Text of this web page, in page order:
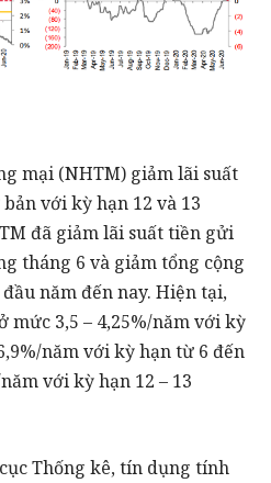
mại (NHTM) giảm lãi suất
với kỳ hạn 12 và 13
đã giảm lãi suất tiền gửi
tháng 6 và giảm tổng cộng
năm đến nay. Hiện tại,
3,5 – 4,25%/năm với kỳ
năm với kỳ hạn từ 6 đến
với kỳ hạn 12 – 13
Thống kê, tín dụng tính